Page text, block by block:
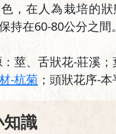
，在人為栽培的
持在60-80公分之間
莖、舌狀花-莊溪；
-杭菊 ；頭狀花序-
識